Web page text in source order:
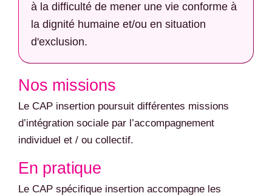
à la difficulté de mener une vie conforme à
la dignité humaine et/ou en situation
d'exclusion.
Nos missions
Le CAP insertion poursuit différentes missions
d’intégration sociale par l’accompagnement
individuel et / ou collectif.
En pratique
Le CAP spécifique insertion accompagne les